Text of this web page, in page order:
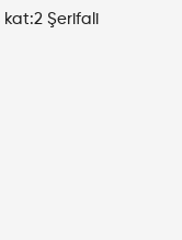
kat:2 Şerifali